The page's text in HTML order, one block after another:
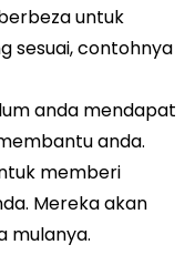
untuk
sesuai, contohnya
anda mendapat
anda.
memberi
Mereka akan
mulanya.